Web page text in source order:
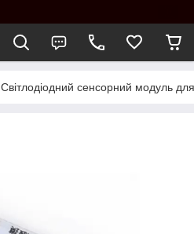
Світлодіодний сенсорний модуль